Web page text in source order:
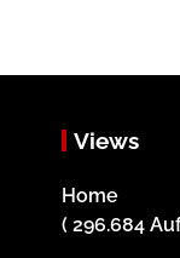
Views
Home
( 296.684